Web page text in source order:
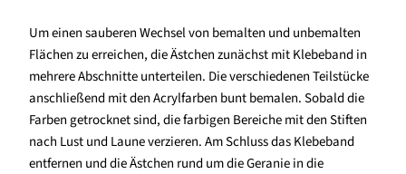
Um einen sauberen Wechsel von bemalten und unbemalten
Flächen zu erreichen, die Ästchen zunächst mit Klebeband in
mehrere Abschnitte unterteilen. Die verschiedenen Teilstücke
anschließend mit den Acrylfarben bunt bemalen. Sobald die
Farben getrocknet sind, die farbigen Bereiche mit den Stiften
nach Lust und Laune verzieren. Am Schluss das Klebeband
entfernen und die Ästchen rund um die Geranie in die